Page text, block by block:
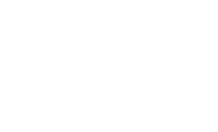
för dig som vill ha det bästa av
Ljudförstärkning, Ljudbalanskontroll, Stöd för